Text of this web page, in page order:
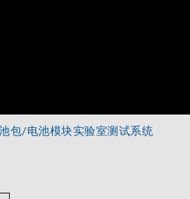
包/电池模块实验室测试系统